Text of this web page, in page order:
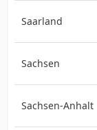
Saarland
Sachsen
Sachsen-Anhalt